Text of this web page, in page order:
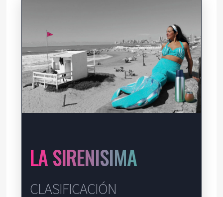
LA SIRENISIMA
CLASIFICACIÓN